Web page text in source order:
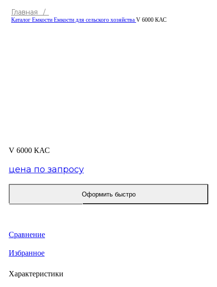
Главная /
Каталог Емкости Емкости для сельского хозяйства V 6000 КАС
V 6000 КАС
цена по запросу
Оформить быстро
Сравнение
Избранное
Характеристики